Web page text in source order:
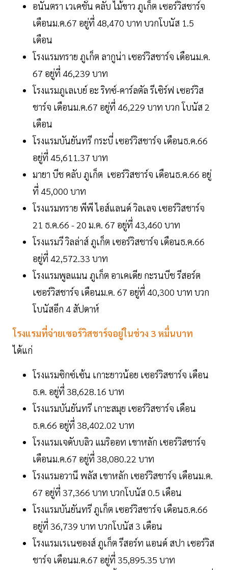
อนันตรา เวเคชั่น คลับ ไม้ขาว ภูเก็ต เซอร์วิสชาร์จ
เดือนม.ค.67 อยู่ที่ 48,470 บาท บวกโบนัส 1.5
เดือน
โรงแรมทราย ภูเก็ต ลากูน่า เซอร์วิสชาร์จ เดือนม.ค.
67 อยู่ที่ 46,239 บาท
โรงแรมภูเลเบย์ อะ ริทซ์-คาร์ลตัล รีเซิร์ฟ เซอร์วิส
ชาร์จ เดือนม.ค.67 อยู่ที่ 46,229 บาท บวก โบนัส 2
เดือน
โรงแรมบันยันทรี กระบี่ เซอร์วิสชาร์จ เดือนธ.ค.66
อยู่ที่ 45,611.37 บาท
มายา บีช คลับ ภูเก็ต เซอร์วิสชาร์จ เดือนธ.ค.66 อยู่
ที่ 45,000 บาท
โรงแรมทราย พีพี ไอส์แลนด์ วิลเลจ เซอร์วิสชาร์จ
21 ธ.ค.66 - 20 ม.ค. 67 อยู่ที่ 43,460 บาท
โรงแรมวี วิลล่าส์ ภูเก็ต เซอร์วิสชาร์จ เดือนธ.ค.66
อยู่ที่ 42,572.33 บาท
โรงแรมพูลแมน ภูเก็ต อาเคเดีย กะรนบีช รีสอร์ต
เซอร์วิสชาร์จ เดือนม.ค. 67 อยู่ที่ 40,300 บาท บวก
โบนัสอีก 4 สัปดาห์
โรงแรมที่จ่ายเซอร์วิสชาร์จอยู่ในช่วง 3 หมื่นบาท
ได้แก่
โรงแรมซิกซ์เซ้น เกาะยาวน้อย เซอร์วิสชาร์จ เดือน
ธ.ค. อยู่ที่ 38,628.16 บาท
โรงแรมบันยันทรี เกาะสมุย เซอร์วิสชาร์จ เดือน
ธ.ค.66 อยู่ที่ 38,402.02 บาท
โรงแรมเจดับบลิว แมริออท เขาหลัก เซอร์วิสชาร์จ
เดือนม.ค.67 อยู่ที่ 38,080.22 บาท
โรงแรมอวานี พลัส เขาหลัก เซอร์วิสชาร์จ เดือนม.ค.
67 อยู่ที่ 37,366 บาท บวกโบนัส 0.5 เดือน
โรงแรมบันยันทรี ภูเก็ต เซอร์วิสชาร์จ เดือนธ.ค.66
อยู่ที่ 36,739 บาท บวกโบนัส 3 เดือน
โรงแรมเรเนซองส์ ภูเก็ต รีสอร์ท แอนด์ สปา เซอร์วิส
ชาร์จ เดือนม.ค.67 อยู่ที่ 35,895.35 บาท